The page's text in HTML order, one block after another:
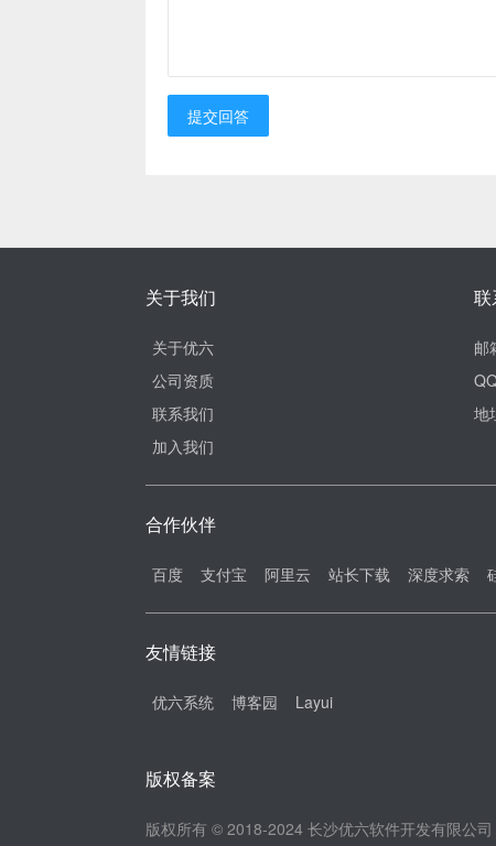
提交回答
关于我们
关于优六
公司资质
联系我们
加入我们
联
邮
地
合作伙伴
百度 支付宝 阿里云 站长下载 深度求索
友情链接
优六系统 博客园 Layui
版权备案
版权所有 © 2018-2024 长沙优六软件开发有限公